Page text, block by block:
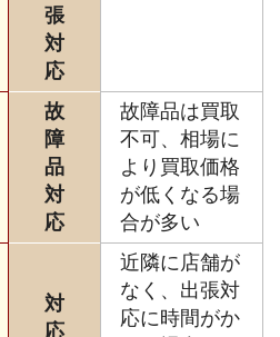
張
対
応
故
障
品
対
応
故障品は買取
不可、相場に
より買取価格
が低くなる場
合が多い
対
応
近隣に店舗が
なく、出張対
応に時間がか